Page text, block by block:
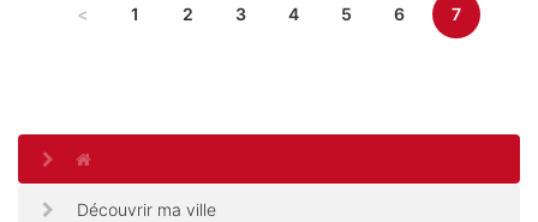
< 1 2 3 4 5 6 7
Découvrir ma ville